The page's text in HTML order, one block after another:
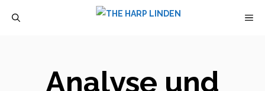
Analyse und